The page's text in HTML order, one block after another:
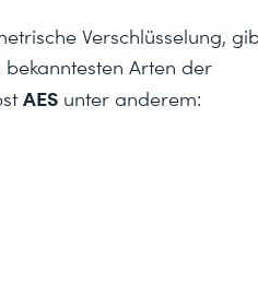
Verschlüsselung,
Arten der
AES unter anderem: